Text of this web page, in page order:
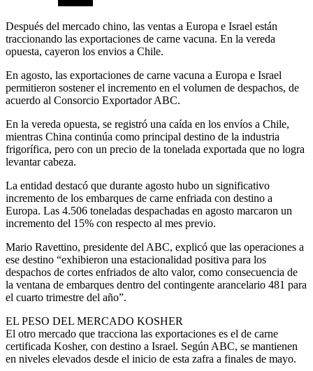
Después del mercado chino, las ventas a Europa e Israel están
traccionando las exportaciones de carne vacuna. En la vereda
opuesta, cayeron los envios a Chile.
En agosto, las exportaciones de carne vacuna a Europa e Israel
permitieron sostener el incremento en el volumen de despachos, de
acuerdo al Consorcio Exportador ABC.
En la vereda opuesta, se registró una caída en los envíos a Chile,
mientras China continúa como principal destino de la industria
frigorífica, pero con un precio de la tonelada exportada que no logra
levantar cabeza.
La entidad destacó que durante agosto hubo un significativo
incremento de los embarques de carne enfriada con destino a
Europa. Las 4.506 toneladas despachadas en agosto marcaron un
incremento del 15% con respecto al mes previo.
Mario Ravettino, presidente del ABC, explicó que las operaciones a
ese destino “exhibieron una estacionalidad positiva para los
despachos de cortes enfriados de alto valor, como consecuencia de
la ventana de embarques dentro del contingente arancelario 481 para
el cuarto trimestre del año”.
EL PESO DEL MERCADO KOSHER
El otro mercado que tracciona las exportaciones es el de carne
certificada Kosher, con destino a Israel. Según ABC, se mantienen
en niveles elevados desde el inicio de esta zafra a finales de mayo.